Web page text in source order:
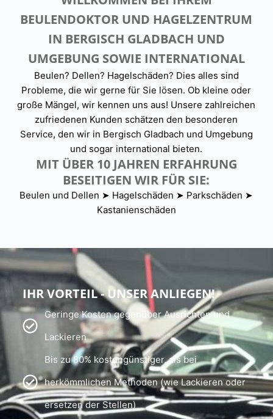
BEULENDOKTOR UND HAGELZENTRUM
IN BERGISCH GLADBACH UND
UMGEBUNG SOWIE INTERNATIONAL
Beulen? Dellen? Hagelschäden? Dies alles sind
Probleme, die wir gerne für Sie lösen. Ob kleine oder
große Mängel, wir kennen uns aus! Unsere zahlreichen
zufriedenen Kunden schätzen den besonderen
Service, den wir in Bergisch Gladbach und Umgebung
und sogar international bieten.
MIT ÜBER 10 JAHREN ERFAHRUNG
BESEITIGEN WIR FÜR SIE:
Beulen und Dellen ➤ Hagelschäden ➤ Parkschäden ➤
Kastanienschäden
IHR VORTEIL - UNSER ANLIEGEN!
Geringe Kosten gegenüber Ausrichten und
Lackieren
Bis zu 80% kostengünstiger, als bei
herkömmlichen Methoden (wie Lackieren oder
ersetzen der Stellen)